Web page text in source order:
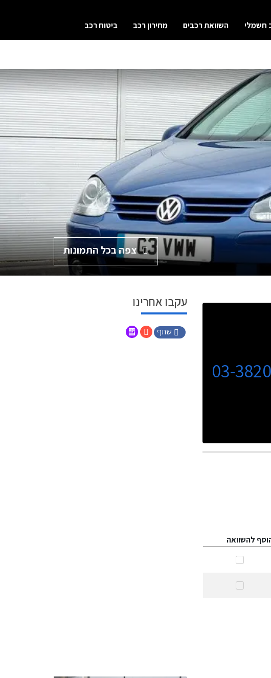
חשמלי השוואת רכבים מחירון רכב ביטוח רכב
צפה בכל התמונות
03-
להשוואה
עקבו אחרינו
שתף